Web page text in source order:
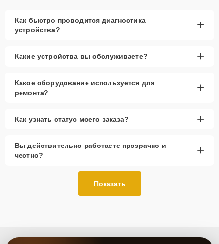
Как быстро проводится диагностика
устройства?
+
Какие устройства вы обслуживаете? +
Какое оборудование используется для
ремонта?
+
Как узнать статус моего заказа? +
Вы действительно работаете прозрачно и
честно?
+
Показать